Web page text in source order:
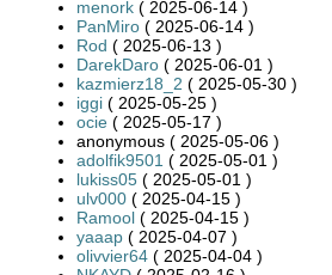
menork ( 2025-06-14 )
PanMiro ( 2025-06-14 )
Rod ( 2025-06-13 )
DarekDaro ( 2025-06-01 )
kazmierz18_2 ( 2025-05-30 )
iggi ( 2025-05-25 )
ocie ( 2025-05-17 )
anonymous ( 2025-05-06 )
adolfik9501 ( 2025-05-01 )
lukiss05 ( 2025-05-01 )
ulv000 ( 2025-04-15 )
Ramool ( 2025-04-15 )
yaaap ( 2025-04-07 )
olivvier64 ( 2025-04-04 )